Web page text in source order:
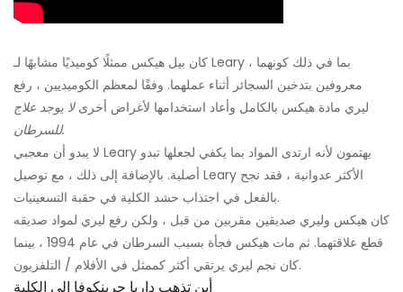
كان بيل هيكس ممثلًا كوميديًا مشابهًا لـ Leary ، بما في ذلك كونهما
معروفين بتدخين السجائر أثناء عملهما. وفقًا لمعظم الكوميديين ، رفع
ليري مادة هيكس بالكامل وأعاد استخدامها لأغراض أخرىلا يوجد علاج
للسرطان.
لا يبدو أن معجبي Leary يهتمون لأنه ارتدى المواد بما يكفي لجعلها تبدو
أصلية. بالإضافة إلى ذلك ، مع توصيل Leary الأكثر عدوانية ، فقد نجح
بالفعل في اجتذاب حشد الكلية في حقبة التسعينيات.
كان هيكس وليري صديقين مقربين من قبل ، ولكن رفع ليري لمواد صديقه
قطع علاقتهما. ثم مات هيكس فجأة بسبب السرطان في عام 1994 ، بينما
كان نجم ليري يرتقي أكثر كممثل في الأفلام / التلفزيون.
أين تذهب داريا جرينكوفا إلى الكلية